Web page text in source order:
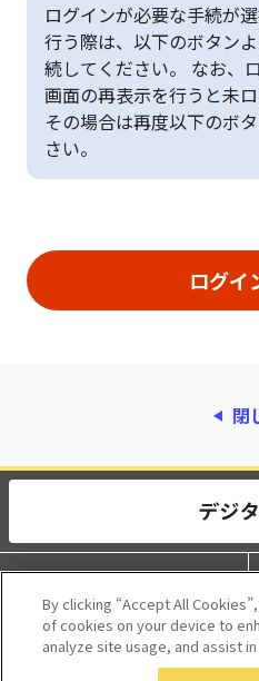
ログインが必要な手続が
行う際は、以下のボタン
続してください。 なお、
画面の再表示を行うと未
その場合は再度以下のボ
さい。
閉
動作環境
利用規約
By clicking “Accept All
of cookies on your device to
analyze site usage, and assist